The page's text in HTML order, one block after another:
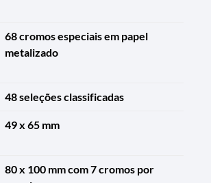
68 cromos especiais em papel
metalizado
48 seleções classificadas
49 x 65 mm
80 x 100 mm com 7 cromos por